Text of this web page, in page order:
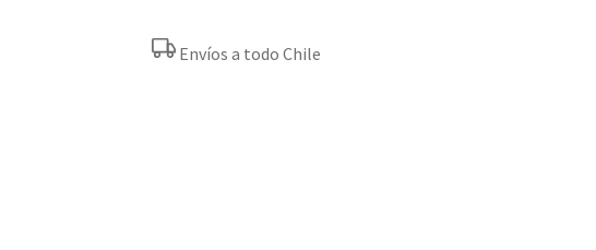
Envíos a todo Chile